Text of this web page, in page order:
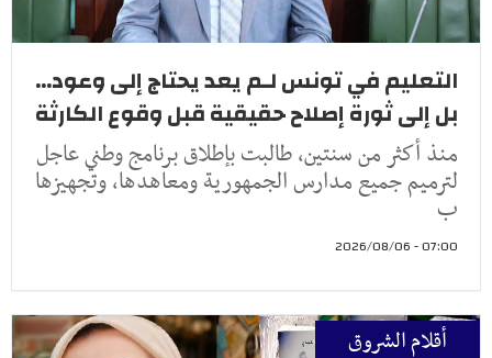
التعليم في تونس لـم يعد يحتاج إلى وعود...
بل إلى ثورة إصلاح حقيقية قبل وقوع الكارثة
منذ أكثر من سنتين، طالبت بإطلاق برنامج وطني عاجل
لترميم جميع مدارس الجمهورية ومعاهدها، وتجهيزها
ب
07:00 - 2026/08/06
أقلام الشروق